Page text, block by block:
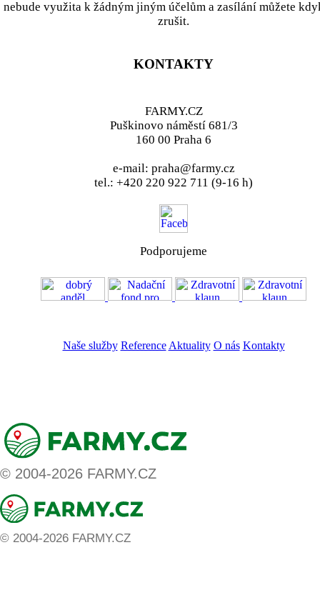
nebude využita k žádným jiným účelům a zasílání můžete
zrušit.
KONTAKTY
FARMY.CZ
Puškinovo náměstí 681/3
160 00 Praha 6
e-mail: praha@farmy.cz
tel.: +420 220 922 711 (9-16 h)
Podporujeme
Naše služby Reference Aktuality O nás Kontakty
© 2004-2026 FARMY.CZ
© 2004-2026 FARMY.CZ